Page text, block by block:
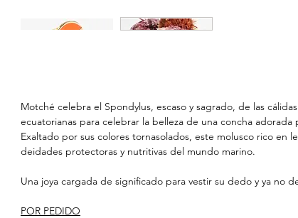
Motché celebra el Spondylus, escaso y sagrado, de las
ecuatorianas para celebrar la belleza de una concha adorada
Exaltado por sus colores tornasolados, este molusco rico en
deidades protectoras y nutritivas del mundo marino.
Una joya cargada de significado para vestir su dedo y ya no
POR PEDIDO